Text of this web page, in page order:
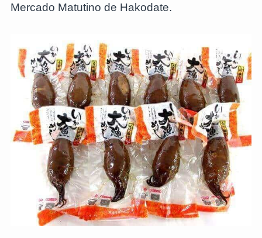
Mercado Matutino de Hakodate.